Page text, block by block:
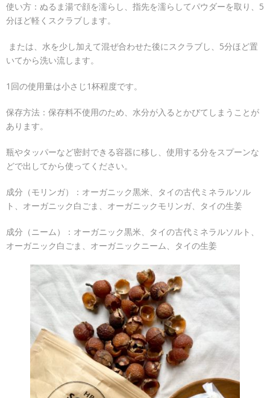
使い方：ぬるま湯で顔を濡らし、指先を濡らしてパウダーを取り、5
分ほど軽くスクラブします。
または、水を少し加えて混ぜ合わせた後にスクラブし、5分ほど置
いてから洗い流します。
1回の使用量は小さじ1杯程度です。
保存方法：保存料不使用のため、水分が入るとかびてしまうことが
あります。
瓶やタッパーなど密封できる容器に移し、使用する分をスプーンな
どで出してから使ってください。
成分（モリンガ）：オーガニック黒米、タイの古代ミネラルソル
ト、オーガニック白ごま、オーガニックモリンガ、タイの生姜
成分（ニーム）：オーガニック黒米、タイの古代ミネラルソルト、
オーガニック白ごま、オーガニックニーム、タイの生姜